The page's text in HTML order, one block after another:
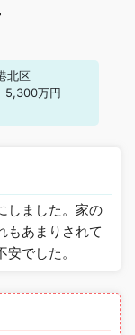
北区
5,300万円
しました。家の
もあまりされて
でした。